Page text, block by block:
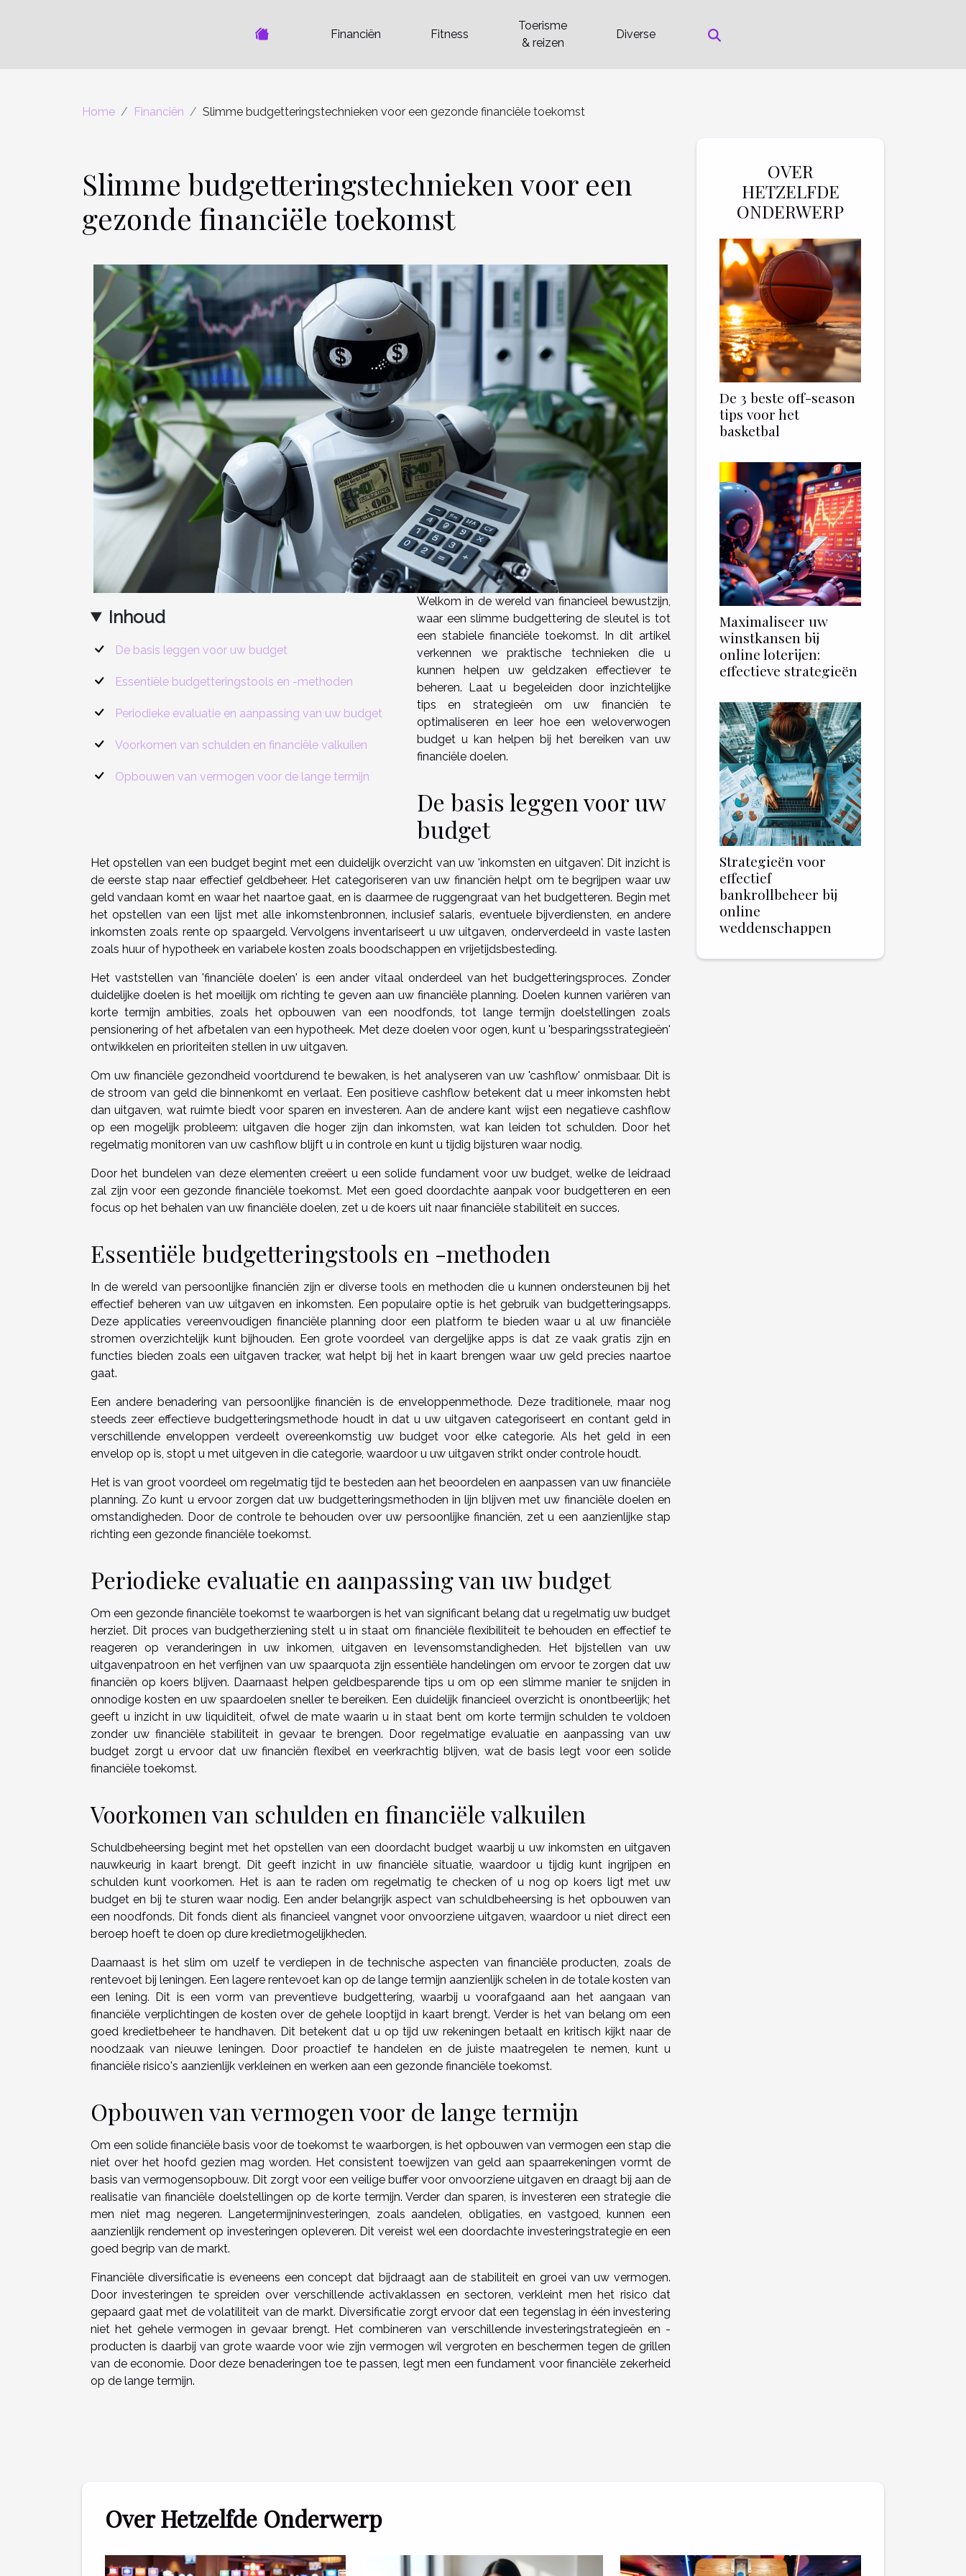
Financiën Fitness
Toerisme
& reizen
Diverse
Home Financiën Slimme budgetteringstechnieken voor een gezonde financiële toekomst
Slimme budgetteringstechnieken voor een
gezonde financiële toekomst
Inhoud
De basis leggen voor uw budget
Essentiële budgetteringstools en -methoden
Periodieke evaluatie en aanpassing van uw budget
Voorkomen van schulden en financiële valkuilen
Opbouwen van vermogen voor de lange termijn
Welkom in de wereld van financieel bewustzijn,
waar een slimme budgettering de sleutel is tot
een stabiele financiële toekomst. In dit artikel
verkennen we praktische technieken die u
kunnen helpen uw geldzaken effectiever te
beheren. Laat u begeleiden door inzichtelijke
tips en strategieën om uw financiën te
optimaliseren en leer hoe een weloverwogen
budget u kan helpen bij het bereiken van uw
financiële doelen.
De basis leggen voor uw
budget
Het opstellen van een budget begint met een duidelijk overzicht van uw 'inkomsten en uitgaven'. Dit inzicht is
de eerste stap naar effectief geldbeheer. Het categoriseren van uw financiën helpt om te begrijpen waar uw
geld vandaan komt en waar het naartoe gaat, en is daarmee de ruggengraat van het budgetteren. Begin met
het opstellen van een lijst met alle inkomstenbronnen, inclusief salaris, eventuele bijverdiensten, en andere
inkomsten zoals rente op spaargeld. Vervolgens inventariseert u uw uitgaven, onderverdeeld in vaste lasten
zoals huur of hypotheek en variabele kosten zoals boodschappen en vrijetijdsbesteding.
Het vaststellen van 'financiële doelen' is een ander vitaal onderdeel van het budgetteringsproces. Zonder
duidelijke doelen is het moeilijk om richting te geven aan uw financiële planning. Doelen kunnen variëren van
korte termijn ambities, zoals het opbouwen van een noodfonds, tot lange termijn doelstellingen zoals
pensionering of het afbetalen van een hypotheek. Met deze doelen voor ogen, kunt u 'besparingsstrategieën'
ontwikkelen en prioriteiten stellen in uw uitgaven.
Om uw financiële gezondheid voortdurend te bewaken, is het analyseren van uw 'cashflow' onmisbaar. Dit is
de stroom van geld die binnenkomt en verlaat. Een positieve cashflow betekent dat u meer inkomsten hebt
dan uitgaven, wat ruimte biedt voor sparen en investeren. Aan de andere kant wijst een negatieve cashflow
op een mogelijk probleem: uitgaven die hoger zijn dan inkomsten, wat kan leiden tot schulden. Door het
regelmatig monitoren van uw cashflow blijft u in controle en kunt u tijdig bijsturen waar nodig.
Door het bundelen van deze elementen creëert u een solide fundament voor uw budget, welke de leidraad
zal zijn voor een gezonde financiële toekomst. Met een goed doordachte aanpak voor budgetteren en een
focus op het behalen van uw financiële doelen, zet u de koers uit naar financiële stabiliteit en succes.
Essentiële budgetteringstools en -methoden
In de wereld van persoonlijke financiën zijn er diverse tools en methoden die u kunnen ondersteunen bij het
effectief beheren van uw uitgaven en inkomsten. Een populaire optie is het gebruik van budgetteringsapps.
Deze applicaties vereenvoudigen financiële planning door een platform te bieden waar u al uw financiële
stromen overzichtelijk kunt bijhouden. Een grote voordeel van dergelijke apps is dat ze vaak gratis zijn en
functies bieden zoals een uitgaven tracker, wat helpt bij het in kaart brengen waar uw geld precies naartoe
gaat.
Een andere benadering van persoonlijke financiën is de enveloppenmethode. Deze traditionele, maar nog
steeds zeer effectieve budgetteringsmethode houdt in dat u uw uitgaven categoriseert en contant geld in
verschillende enveloppen verdeelt overeenkomstig uw budget voor elke categorie. Als het geld in een
envelop op is, stopt u met uitgeven in die categorie, waardoor u uw uitgaven strikt onder controle houdt.
Het is van groot voordeel om regelmatig tijd te besteden aan het beoordelen en aanpassen van uw financiële
planning. Zo kunt u ervoor zorgen dat uw budgetteringsmethoden in lijn blijven met uw financiële doelen en
omstandigheden. Door de controle te behouden over uw persoonlijke financiën, zet u een aanzienlijke stap
richting een gezonde financiële toekomst.
Periodieke evaluatie en aanpassing van uw budget
Om een gezonde financiële toekomst te waarborgen is het van significant belang dat u regelmatig uw budget
herziet. Dit proces van budgetherziening stelt u in staat om financiële flexibiliteit te behouden en effectief te
reageren op veranderingen in uw inkomen, uitgaven en levensomstandigheden. Het bijstellen van uw
uitgavenpatroon en het verfijnen van uw spaarquota zijn essentiële handelingen om ervoor te zorgen dat uw
financiën op koers blijven. Daarnaast helpen geldbesparende tips u om op een slimme manier te snijden in
onnodige kosten en uw spaardoelen sneller te bereiken. Een duidelijk financieel overzicht is onontbeerlijk; het
geeft u inzicht in uw liquiditeit, ofwel de mate waarin u in staat bent om korte termijn schulden te voldoen
zonder uw financiële stabiliteit in gevaar te brengen. Door regelmatige evaluatie en aanpassing van uw
budget zorgt u ervoor dat uw financiën flexibel en veerkrachtig blijven, wat de basis legt voor een solide
financiële toekomst.
Voorkomen van schulden en financiële valkuilen
Schuldbeheersing begint met het opstellen van een doordacht budget waarbij u uw inkomsten en uitgaven
nauwkeurig in kaart brengt. Dit geeft inzicht in uw financiële situatie, waardoor u tijdig kunt ingrijpen en
schulden kunt voorkomen. Het is aan te raden om regelmatig te checken of u nog op koers ligt met uw
budget en bij te sturen waar nodig. Een ander belangrijk aspect van schuldbeheersing is het opbouwen van
een noodfonds. Dit fonds dient als financieel vangnet voor onvoorziene uitgaven, waardoor u niet direct een
beroep hoeft te doen op dure kredietmogelijkheden.
Daarnaast is het slim om uzelf te verdiepen in de technische aspecten van financiële producten, zoals de
rentevoet bij leningen. Een lagere rentevoet kan op de lange termijn aanzienlijk schelen in de totale kosten van
een lening. Dit is een vorm van preventieve budgettering, waarbij u voorafgaand aan het aangaan van
financiële verplichtingen de kosten over de gehele looptijd in kaart brengt. Verder is het van belang om een
goed kredietbeheer te handhaven. Dit betekent dat u op tijd uw rekeningen betaalt en kritisch kijkt naar de
noodzaak van nieuwe leningen. Door proactief te handelen en de juiste maatregelen te nemen, kunt u
financiële risico's aanzienlijk verkleinen en werken aan een gezonde financiële toekomst.
Opbouwen van vermogen voor de lange termijn
Om een solide financiële basis voor de toekomst te waarborgen, is het opbouwen van vermogen een stap die
niet over het hoofd gezien mag worden. Het consistent toewijzen van geld aan spaarrekeningen vormt de
basis van vermogensopbouw. Dit zorgt voor een veilige buffer voor onvoorziene uitgaven en draagt bij aan de
realisatie van financiële doelstellingen op de korte termijn. Verder dan sparen, is investeren een strategie die
men niet mag negeren. Langetermijninvesteringen, zoals aandelen, obligaties, en vastgoed, kunnen een
aanzienlijk rendement op investeringen opleveren. Dit vereist wel een doordachte investeringstrategie en een
goed begrip van de markt.
Financiële diversificatie is eveneens een concept dat bijdraagt aan de stabiliteit en groei van uw vermogen.
Door investeringen te spreiden over verschillende activaklassen en sectoren, verkleint men het risico dat
gepaard gaat met de volatiliteit van de markt. Diversificatie zorgt ervoor dat een tegenslag in één investering
niet het gehele vermogen in gevaar brengt. Het combineren van verschillende investeringstrategieën en -
producten is daarbij van grote waarde voor wie zijn vermogen wil vergroten en beschermen tegen de grillen
van de economie. Door deze benaderingen toe te passen, legt men een fundament voor financiële zekerheid
op de lange termijn.
OVER
HETZELFDE
ONDERWERP
De 3 beste off-season
tips voor het
basketbal
Maximaliseer uw
winstkansen bij
online loterijen:
effectieve strategieën
Strategieën voor
effectief
bankrollbeheer bij
online
weddenschappen
Over Hetzelfde Onderwerp